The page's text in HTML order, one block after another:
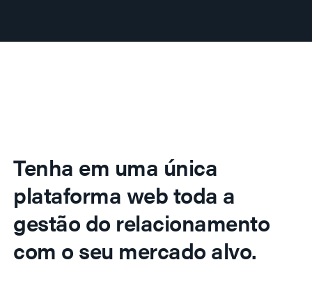
Tenha em uma única
plataforma web toda a
gestão do relacionamento
com o seu mercado alvo.